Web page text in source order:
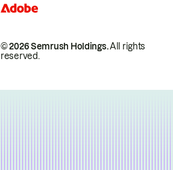
© 2026 Semrush Holdings.All rights
reserved.